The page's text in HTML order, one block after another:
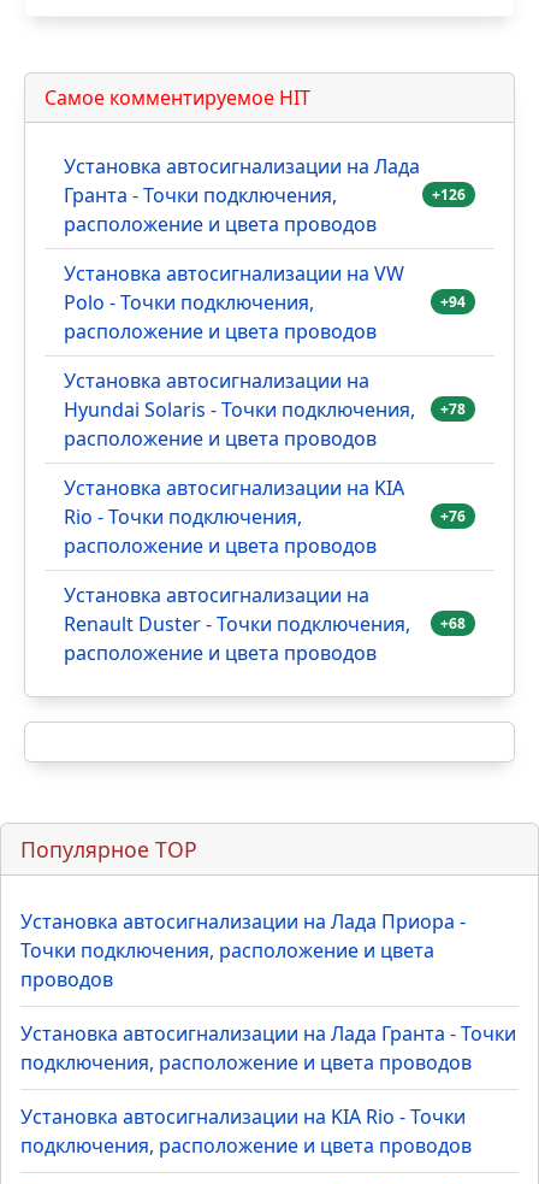
Самое комментируемое HIT
Установка автосигнализации на Лада
Гранта - Точки подключения,
расположение и цвета проводов
+126
Установка автосигнализации на VW
Polo - Точки подключения,
расположение и цвета проводов
+94
Установка автосигнализации на
Hyundai Solaris - Точки подключения,
расположение и цвета проводов
+78
Установка автосигнализации на KIA
Rio - Точки подключения,
расположение и цвета проводов
+76
Установка автосигнализации на
Renault Duster - Точки подключения,
расположение и цвета проводов
+68
Популярное TOP
Установка автосигнализации на Лада Приора -
Точки подключения, расположение и цвета
проводов
Установка автосигнализации на Лада Гранта - Точки
подключения, расположение и цвета проводов
Установка автосигнализации на KIA Rio - Точки
подключения, расположение и цвета проводов